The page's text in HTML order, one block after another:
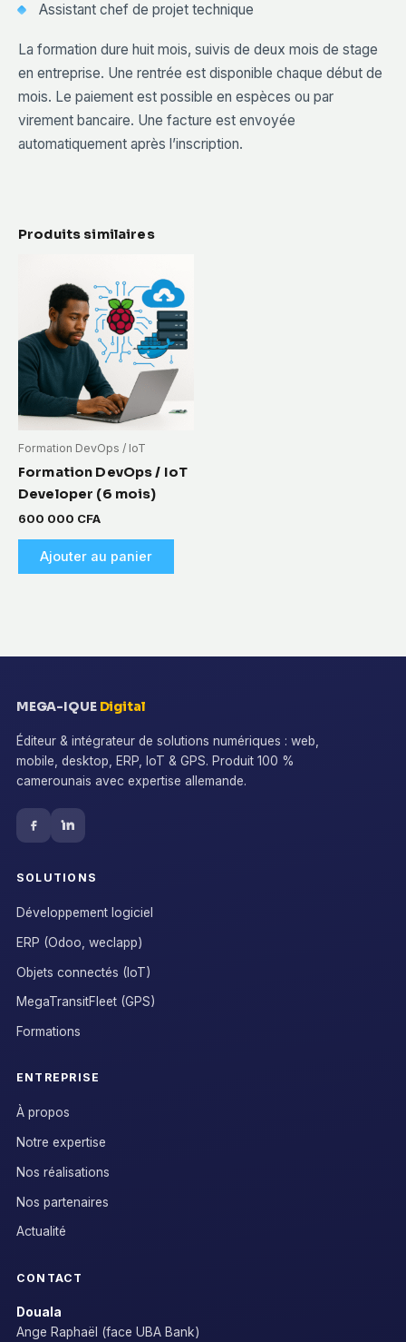
Assistant chef de projet technique
La formation dure huit mois, suivis de deux mois de stage
en entreprise. Une rentrée est disponible chaque début de
mois. Le paiement est possible en espèces ou par
virement bancaire. Une facture est envoyée
automatiquement après l’inscription.
Produits similaires
Formation DevOps / IoT
Formation DevOps / IoT
Developer (6 mois)
600 000 CFA
Ajouter au panier
MEGA-IQUE Digital
Éditeur & intégrateur de solutions numériques : web,
mobile, desktop, ERP, IoT & GPS. Produit 100 %
camerounais avec expertise allemande.
SOLUTIONS
Développement logiciel
ERP (Odoo, weclapp)
Objets connectés (IoT)
MegaTransitFleet (GPS)
Formations
ENTREPRISE
À propos
Notre expertise
Nos réalisations
Nos partenaires
Actualité
CONTACT
Douala
Ange Raphaël (face UBA Bank)